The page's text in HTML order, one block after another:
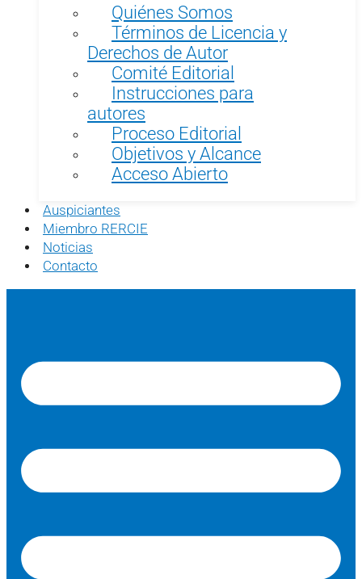
Quiénes Somos
Términos de Licencia y
Derechos de Autor
Comité Editorial
Instrucciones para
autores
Proceso Editorial
Objetivos y Alcance
Acceso Abierto
Auspiciantes
Miembro RERCIE
Noticias
Contacto